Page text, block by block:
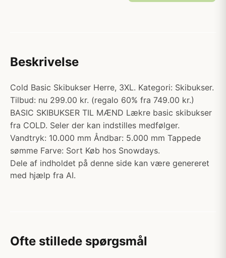
Beskrivelse
Cold Basic Skibukser Herre, 3XL. Kategori: Skibukser.
Tilbud: nu 299.00 kr. (regalo 60% fra 749.00 kr.)
BASIC SKIBUKSER TIL MÆND Lækre basic skibukser
fra COLD. Seler der kan indstilles medfølger.
Vandtryk: 10.000 mm Åndbar: 5.000 mm Tappede
sømme Farve: Sort Køb hos Snowdays.
Dele af indholdet på denne side kan være genereret
med hjælp fra AI.
Ofte stillede spørgsmål